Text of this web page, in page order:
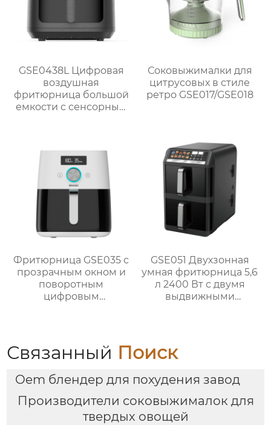
GSE0438L Цифровая
воздушная
фритюрница большой
емкости с сенсорным
Соковыжималки для
цитрусовых в стиле
ретро GSE017/GSE018
Фритюрница GSE035 с
прозрачным окном и
поворотным
цифровым
GSE051 Двухзонная
умная фритюрница 5,6
л 2400 Вт с двумя
выдвижными
Связанный Поиск
Oem блендер для похудения завод
Производители соковыжималок для
твердых овощей